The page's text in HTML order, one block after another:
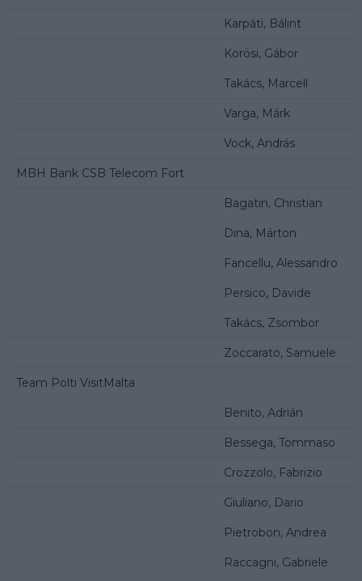
Karpáti, Bálint
Korösi, Gábor
Takács, Marcell
Varga, Márk
Vock, András
MBH Bank CSB Telecom Fort
Bagatin, Christian
Dina, Márton
Fancellu, Alessandro
Persico, Davide
Takács, Zsombor
Zoccarato, Samuele
Team Polti VisitMalta
Benito, Adrián
Bessega, Tommaso
Crozzolo, Fabrizio
Giuliano, Dario
Pietrobon, Andrea
Raccagni, Gabriele